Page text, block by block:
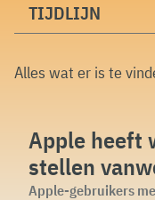
TIJDLIJN
Alles wat er is te
Apple heeft
stellen
Apple-gebruikers